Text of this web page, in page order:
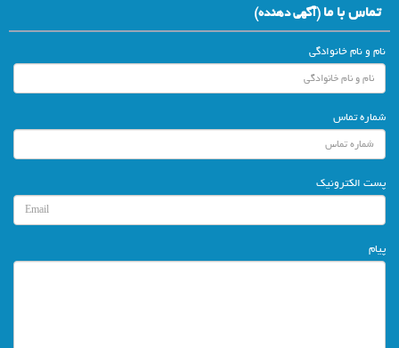
تماس با ما(آگهي دهنده)
نام و نام خانوادگی
شماره تماس
پست الکترونیک
پیام